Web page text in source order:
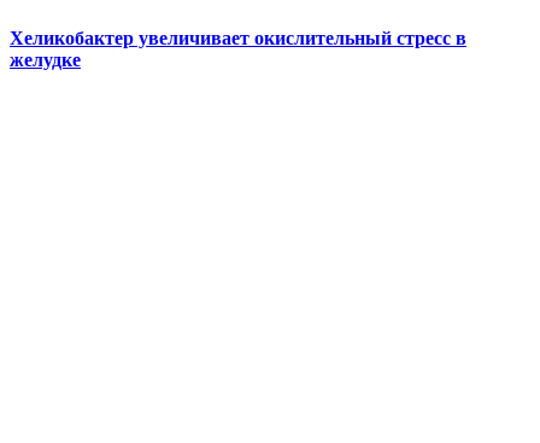
Хеликобактер увеличивает окислительный стресс в
желудке